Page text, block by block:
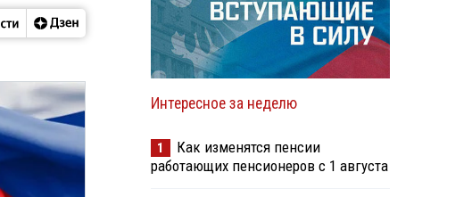
Интересное за неделю
1
Как изменятся пенсии
работающих пенсионеров с 1 августа